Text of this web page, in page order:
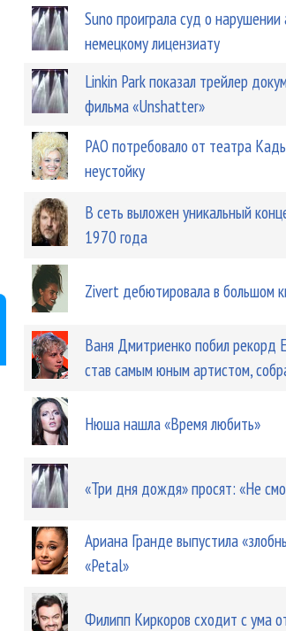
Suno проиграла суд о нарушении
немецкому лицензиату
Linkin Park показал трейлер
фильма «Unshatter»
РАО потребовало от театра
неустойку
В сеть выложен уникальный
1970 года
Zivert дебютировала в большом
Ваня Дмитриенко побил рекорд
став самым юным артистом,
Нюша нашла «Время любить»
«Три дня дождя» просят: «Не
Ариана Гранде выпустила
«Petal»
Филипп Киркоров сходит с ума